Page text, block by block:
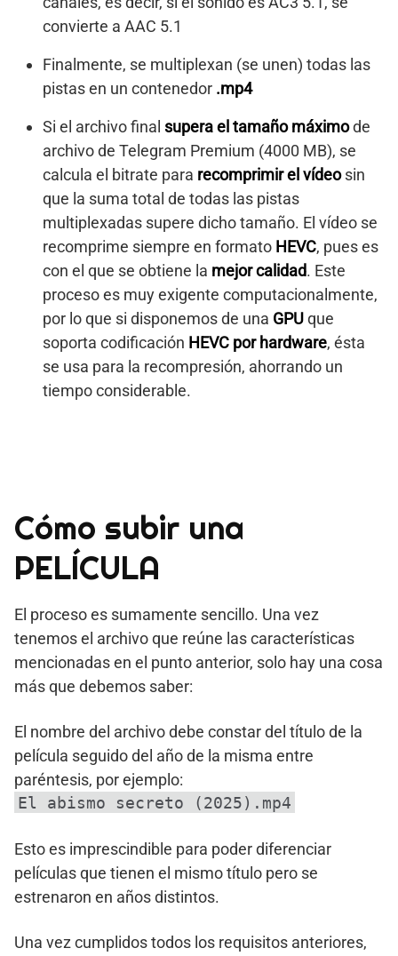
convierte a AAC 5.1
Finalmente, se multiplexan (se unen) todas las
pistas en un contenedor .mp4
Si el archivo final supera el tamaño máximode
archivo de Telegram Premium (4000 MB), se
calcula el bitrate para recomprimir el vídeosin
que la suma total de todas las pistas
multiplexadas supere dicho tamaño. El vídeo se
recomprime siempre en formato HEVC, pues es
con el que se obtiene la mejor calidad. Este
proceso es muy exigente computacionalmente,
por lo que si disponemos de una GPUque
soporta codificación HEVC por hardware, ésta
se usa para la recompresión, ahorrando un
tiempo considerable.
Cómo subir una
PELÍCULA
El proceso es sumamente sencillo. Una vez
tenemos el archivo que reúne las características
mencionadas en el punto anterior, solo hay una cosa
más que debemos saber:
El nombre del archivo debe constar del título de la
película seguido del año de la misma entre
paréntesis, por ejemplo:
El abismo secreto (2025).mp4
Esto es imprescindible para poder diferenciar
películas que tienen el mismo título pero se
estrenaron en años distintos.
Una vez cumplidos todos los requisitos anteriores,